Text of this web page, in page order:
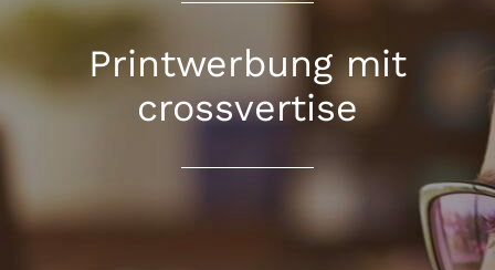
Printwerbung mit
crossvertise